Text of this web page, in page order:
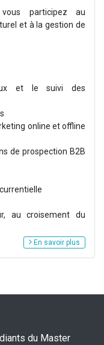
participez au
et à la gestion de
et le suivi des
online et offline
de prospection B2B
au croisement du
En savoir plus
du Master